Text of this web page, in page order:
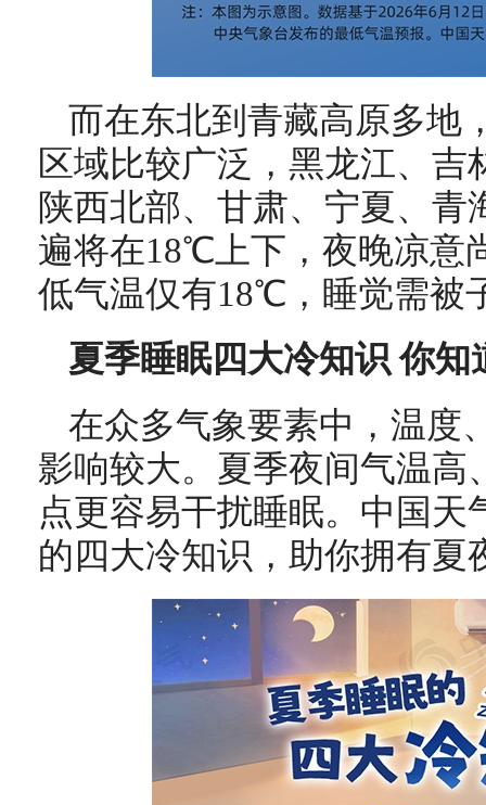
而在东北到青藏高原多地
区域比较广泛，黑龙江、
陕西北部、甘肃、宁夏、
遍将在18℃上下，夜晚凉意
低气温仅有18℃，睡觉需被
夏季睡眠四大冷知识 你知
在众多气象要素中，温度
影响较大。夏季夜间气温高
点更容易干扰睡眠。中国
的四大冷知识，助你拥有夏